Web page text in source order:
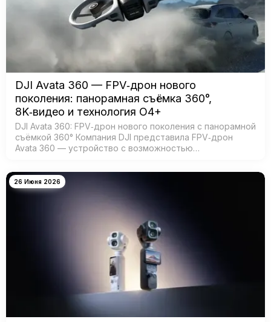
DJI Avata 360 — FPV‑дрон нового
поколения: панорамная съёмка 360°,
8K‑видео и технология O4+
DJI Avata 360: FPV‑дрон нового поколения с панорамной
съёмкой 360° Компания DJI представила FPV‑дрон
Avata 360 — устройство с возможностью
иммерсивных видео. Модель создана для:…
26 Июня 2026